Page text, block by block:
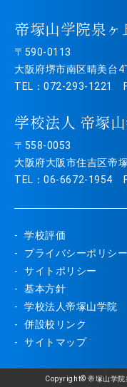
帝塚山学院泉
〒590-0113
大阪府堺市南区晴美台4
TEL：072-293-1221
学校法人 帝塚
〒558-0053
大阪府大阪市住吉区帝
TEL：06-6672-1954
学校評価
プライバシーポリシー
サイトポリシー
基本方針
学校法人帝塚山学院
併設校リンク
サイトマップ
Copyright© 帝塚山学